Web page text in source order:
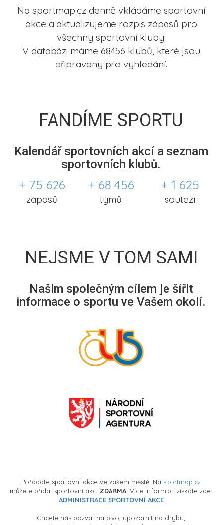
Na sportmap.cz denně vkládáme sportovní
akce a aktualizujeme rozpis zápasů pro
všechny sportovní kluby.
V databázi máme 68456 klubů, které jsou
připraveny pro vyhledání.
FANDÍME SPORTU
Kalendář sportovních akcí a seznam
sportovních klubů.
+ 75 626
zápasů
+ 68 456
týmů
+ 1 625
soutěží
NEJSME V TOM SAMI
Našim společným cílem je šířit
informace o sportu ve Vašem okolí.
Pořádáte sportovní akce ve vašem městě. Na sportmap.cz
můžete přidat sportovní akci ZDARMA . Více informací získáte zde:
ADMINISTRACE SPORTOVNÍ AKCE
Chcete nás pozvat na pivo, upozornit na chybu,